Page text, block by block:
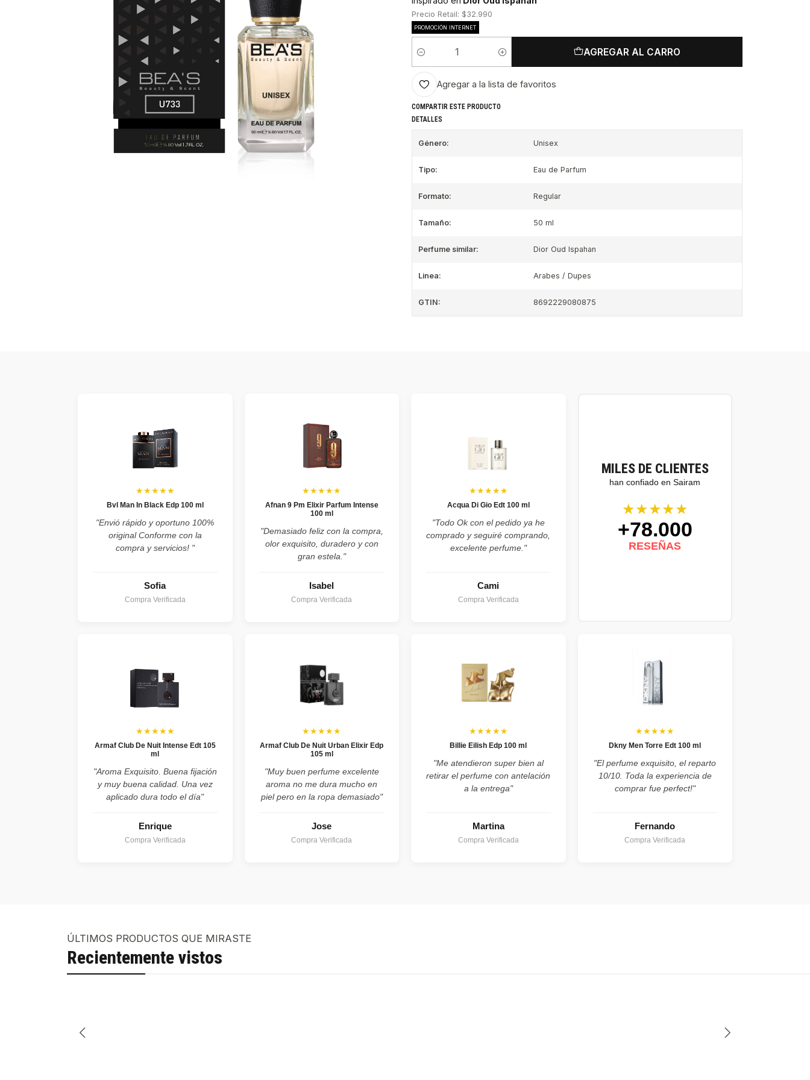
Precio Retail: $32.990
PROMOCIÓN INTERNET
Cantidad
AGREGAR AL CARRO
Agregar a la lista de favoritos
COMPARTIR ESTE PRODUCTO
DETALLES
Género: Unisex
Tipo: Eau de Parfum
Formato: Regular
Tamaño: 50 ml
Perfume similar: Dior Oud Ispahan
Linea: Arabes / Dupes
GTIN: 8692229080875
MILES DE CLIENTES
han confiado en Sairam
★★★★★
+78.000
RESEÑAS
★★★★★
Bvl Man In Black Edp 100 ml
"Envió rápido y oportuno 100%
original Conforme con la
compra y servicios! "
Sofia
Compra Verificada
★★★★★
Afnan 9 Pm Elixir Parfum Intense
100 ml
"Demasiado feliz con la compra,
olor exquisito, duradero y con
gran estela."
Isabel
Compra Verificada
★★★★★
Acqua Di Gio Edt 100 ml
"Todo Ok con el pedido ya he
comprado y seguiré comprando,
excelente perfume."
Cami
Compra Verificada
★★★★★
Armaf Club De Nuit Intense Edt 105
ml
"Aroma Exquisito. Buena fijación
y muy buena calidad. Una vez
aplicado dura todo el día"
Enrique
Compra Verificada
★★★★★
Armaf Club De Nuit Urban Elixir Edp
105 ml
"Muy buen perfume excelente
aroma no me dura mucho en
piel pero en la ropa demasiado"
Jose
Compra Verificada
★★★★★
Billie Eilish Edp 100 ml
"Me atendieron super bien al
retirar el perfume con antelación
a la entrega"
Martina
Compra Verificada
★★★★★
Dkny Men Torre Edt 100 ml
"El perfume exquisito, el reparto
10/10. Toda la experiencia de
comprar fue perfect!"
Fernando
Compra Verificada
ÚLTIMOS PRODUCTOS QUE MIRASTE
Recientemente vistos